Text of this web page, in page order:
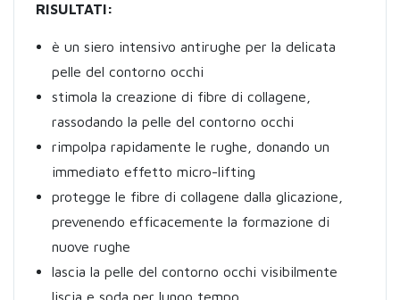
RISULTATI:
è un siero intensivo antirughe per la delicata
pelle del contorno occhi
stimola la creazione di fibre di collagene,
rassodando la pelle del contorno occhi
rimpolpa rapidamente le rughe, donando un
immediato effetto micro-lifting
protegge le fibre di collagene dalla glicazione,
prevenendo efficacemente la formazione di
nuove rughe
lascia la pelle del contorno occhi visibilmente
liscia e soda per lungo tempo